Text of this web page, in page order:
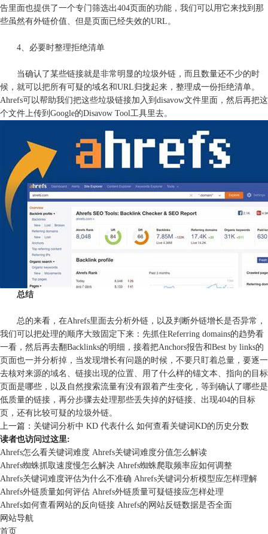
告里面也提供了一个专门筛选出404页面的功能，我们可以用它来找到那
些虽然有外链价值、但是页面已经失效的URL。
4、必要时整理拒绝清单
当确认了某些链接就是非常明显的垃圾外链，而且数量还不少的时
候，就可以把所有可疑的域名和URL归拢起来，整理成一份拒绝清单。
Ahrefs可以帮助我们把这些垃圾链接加入到disavow文件里面，然后再把这
个文件上传到Google的Disavow Tool工具里去。
总结
总的来看，在Ahrefs里面去分析外链，以及判断外链增长是否异常，
我们可以把处理的顺序大致固定下来：先抓住Referring domains的趋势看
一看，然后再去翻Backlinks的明细，接着把Anchors报告和Best by links的
页面也一并分析掉，当发现增长有问题的时候，不要只盯着总量，要逐一
去核对来源的域名、链接出现的位置、用了什么样的锚文本、指向的目标
页面是哪些，以及自然搜索流量有没有跟着产生变化，等到确认了哪些是
低质量的链接，再分步骤去处理那些丢失掉的好链接、出现404的目标
页，还有比较可疑的垃圾外链。
上一篇： 关键词分析中 KD 代表什么 如何查看关键词KD的历史分数
读者也访问过这里:
Ahrefs怎么看关键词难度 Ahrefs关键词难度分值怎么解读
Ahrefs蜘蛛抓取速度慢怎么解决 Ahrefs蜘蛛爬取频率应如何调整
Ahrefs关键词难度评估为什么不准确 Ahrefs关键词分析模型应怎样理解
Ahrefs外链质量如何评估 Ahrefs外链质量可疑链接应怎样处理
Ahrefs如何查看网站的反向链接 Ahrefs的网站反链数据是否全面
网站导航
首页